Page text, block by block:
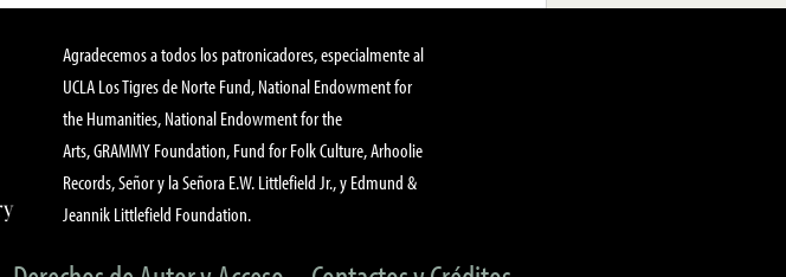
Agradecemos a todos los patronicadores, especialmente al
UCLA Los Tigres de Norte Fund, National Endowment for
the Humanities, National Endowment for the
Arts, GRAMMY Foundation, Fund for Folk Culture, Arhoolie
Records, Señor y la Señora E.W. Littlefield Jr., y Edmund &
Jeannik Littlefield Foundation.